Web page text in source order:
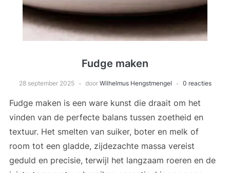
Fudge maken
28 september 2025 door Wilhelmus Hengstmengel 0 reacties
Fudge maken is een ware kunst die draait om het
vinden van de perfecte balans tussen zoetheid en
textuur. Het smelten van suiker, boter en melk of
room tot een gladde, zijdezachte massa vereist
geduld en precisie, terwijl het langzaam roeren en de